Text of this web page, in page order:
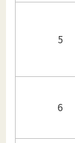
5
6